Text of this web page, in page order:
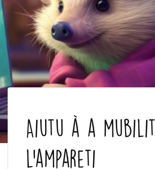
Aiutu à a
l'ampareti